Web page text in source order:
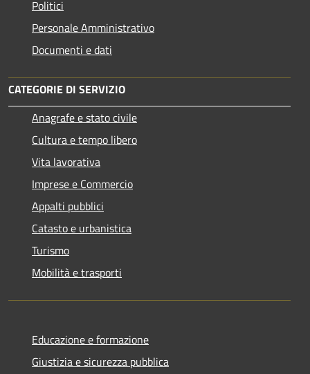
Politici
Personale Amministrativo
Documenti e dati
CATEGORIE DI SERVIZIO
Anagrafe e stato civile
Cultura e tempo libero
Vita lavorativa
Imprese e Commercio
Appalti pubblici
Catasto e urbanistica
Turismo
Mobilità e trasporti
Educazione e formazione
Giustizia e sicurezza pubblica